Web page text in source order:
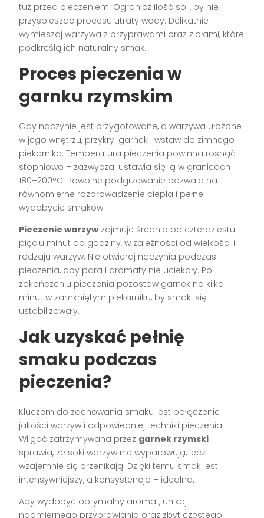
tuż przed pieczeniem. Ogranicz ilość soli, by nie
przyspieszać procesu utraty wody. Delikatnie
wymieszaj warzywa z przyprawami oraz ziołami, które
podkreślą ich naturalny smak.
Proces pieczenia w
garnku rzymskim
Gdy naczynie jest przygotowane, a warzywa ułożone
w jego wnętrzu, przykryj garnek i wstaw do zimnego
piekarnika. Temperatura pieczenia powinna rosnąć
stopniowo – zazwyczaj ustawia się ją w granicach
180–200°C. Powolne podgrzewanie pozwala na
równomierne rozprowadzenie ciepła i pełne
wydobycie smaków.
Pieczenie warzyw zajmuje średnio od czterdziestu
pięciu minut do godziny, w zależności od wielkości i
rodzaju warzyw. Nie otwieraj naczynia podczas
pieczenia, aby para i aromaty nie uciekały. Po
zakończeniu pieczenia pozostaw garnek na kilka
minut w zamkniętym piekarniku, by smaki się
ustabilizowały.
Jak uzyskać pełnię
smaku podczas
pieczenia?
Kluczem do zachowania smaku jest połączenie
jakości warzyw i odpowiedniej techniki pieczenia.
Wilgoć zatrzymywana przez garnek rzymski
sprawia, że soki warzyw nie wyparowują, lecz
wzajemnie się przenikają. Dzięki temu smak jest
intensywniejszy, a konsystencja – idealna.
Aby wydobyć optymalny aromat, unikaj
nadmiernego przyprawiania oraz zbyt częstego